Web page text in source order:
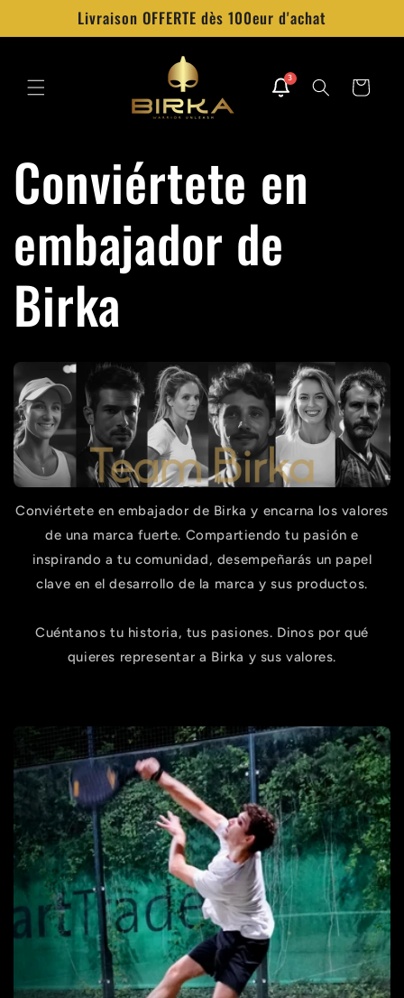
directamente
al contenido
Livraison OFFERTE dès 100eur d'achat
3
Carrito
Conviértete en
embajador de
Birka
Conviértete en embajador de Birka y encarna los valores
de una marca fuerte. Compartiendo tu pasión e
inspirando a tu comunidad, desempeñarás un papel
clave en el desarrollo de la marca y sus productos.
Cuéntanos tu historia, tus pasiones. Dinos por qué
quieres representar a Birka y sus valores.